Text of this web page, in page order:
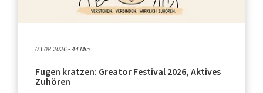
03.08.2026 - 44 Min.
Fugen kratzen: Greator Festival 2026, Aktives
Zuhören